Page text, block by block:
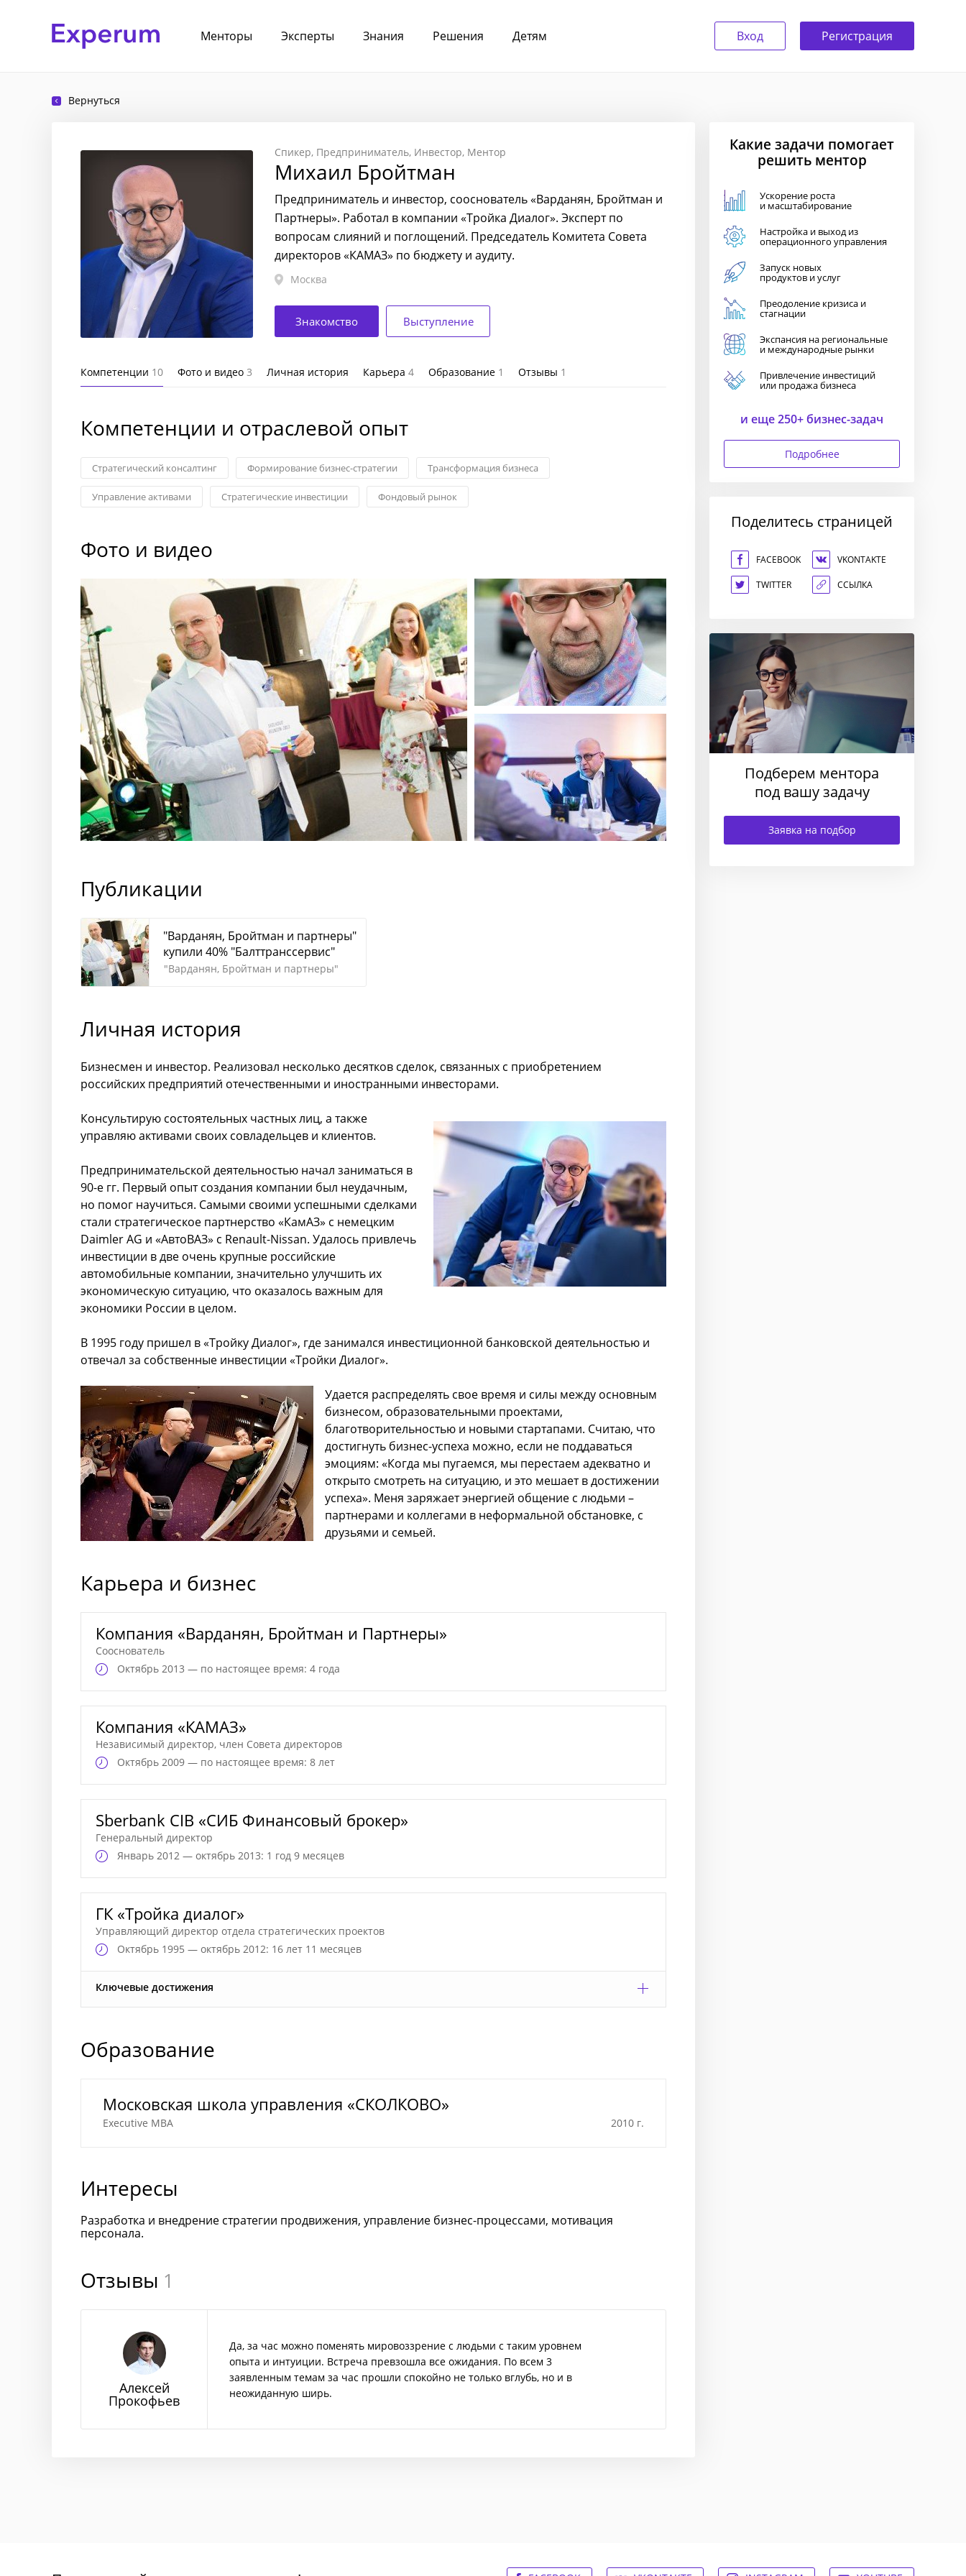
Менторы Эксперты Знания Решения Детям Вход Регистрация
Вернуться
Спикер Предприниматель Инвестор Ментор
Михаил Бройтман
Предприниматель и инвестор, сооснователь «Варданян, Бройтман и
Партнеры». Работал в компании «Тройка Диалог». Эксперт по
вопросам слияний и поглощений. Председатель Комитета Совета
директоров «КАМАЗ» по бюджету и аудиту.
Москва
Знакомство Выступление
Компетенции 10 Фото и видео 3 Личная история Карьера 4 Образование 1 Отзывы 1
Компетенции и отраслевой опыт
Стратегический консалтинг Формирование бизнес-стратегии Трансформация бизнеса
Управление активами Стратегические инвестиции Фондовый рынок
Фото и видео
Публикации
"Варданян, Бройтман и партнеры"
купили 40% "Балттранссервис"
"Варданян, Бройтман и партнеры"
Личная история
Бизнесмен и инвестор. Реализовал несколько десятков сделок, связанных с приобретением
российских предприятий отечественными и иностранными инвесторами.
Консультирую состоятельных частных лиц, а также
управляю активами своих совладельцев и клиентов.
Предпринимательской деятельностью начал заниматься в
90-е гг. Первый опыт создания компании был неудачным,
но помог научиться. Самыми своими успешными сделками
стали стратегическое партнерство «КамАЗ» с немецким
Daimler AG и «АвтоВАЗ» с Renault-Nissan. Удалось привлечь
инвестиции в две очень крупные российские
автомобильные компании, значительно улучшить их
экономическую ситуацию, что оказалось важным для
экономики России в целом.
В 1995 году пришел в «Тройку Диалог», где занимался инвестиционной банковской деятельностью и
отвечал за собственные инвестиции «Тройки Диалог».
Удается распределять свое время и силы между основным
бизнесом, образовательными проектами,
благотворительностью и новыми стартапами. Считаю, что
достигнуть бизнес-успеха можно, если не поддаваться
эмоциям: «Когда мы пугаемся, мы перестаем адекватно и
открыто смотреть на ситуацию, и это мешает в достижении
успеха». Меня заряжает энергией общение с людьми –
партнерами и коллегами в неформальной обстановке, с
друзьями и семьей.
Карьера и бизнес
Компания «Варданян, Бройтман и Партнеры»
Сооснователь
Октябрь 2013 — по настоящее время: 4 года
Компания «КАМАЗ»
Независимый директор, член Совета директоров
Октябрь 2009 — по настоящее время: 8 лет
Sberbank CIB «СИБ Финансовый брокер»
Генеральный директор
Январь 2012 — октябрь 2013: 1 год 9 месяцев
ГК «Тройка диалог»
Управляющий директор отдела стратегических проектов
Октябрь 1995 — октябрь 2012: 16 лет 11 месяцев
Ключевые достижения
Образование
Московская школа управления «СКОЛКОВО»
Executive МВА 2010 г.
Интересы
Разработка и внедрение стратегии продвижения, управление бизнес-процессами, мотивация
персонала.
Отзывы 1
Алексей
Прокофьев
Да, за час можно поменять мировоззрение с людьми с таким уровнем
опыта и интуиции. Встреча превзошла все ожидания. По всем 3
заявленным темам за час прошли спокойно не только вглубь, но и в
неожиданную ширь.
Какие задачи помогает
решить ментор
Ускорение роста
и масштабирование
Настройка и выход из
операционного управления
Запуск новых
продуктов и услуг
Преодоление кризиса и
стагнации
Экспансия на региональные
и международные рынки
Привлечение инвестиций
или продажа бизнеса
и еще 250+ бизнес-задач
Подробнее
Поделитесь страницей
FACEBOOK VKONTAKTE
TWITTER ССЫЛКА
Подберем ментора
под вашу задачу
Заявка на подбор